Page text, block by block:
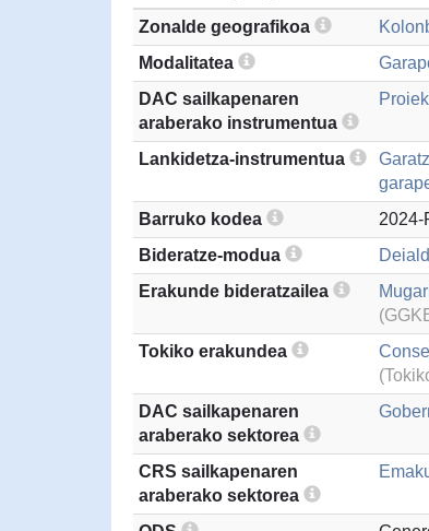
Zonalde geografikoa
Modalitatea
DAC sailkapenaren
araberako instrumentua
Lankidetza-instrumentua
Barruko kodea
2024-
Bideratze-modua
Erakunde bideratzailea
Tokiko erakundea
DAC sailkapenaren
araberako sektorea
CRS sailkapenaren
araberako sektorea